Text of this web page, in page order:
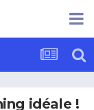
idéale !